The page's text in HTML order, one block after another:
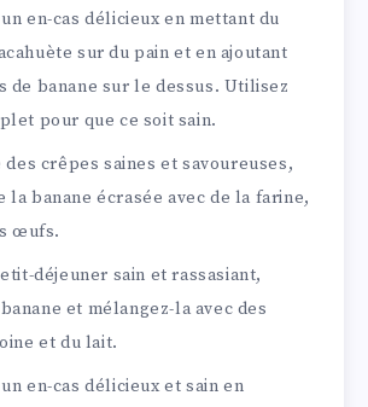
en-cas délicieux en mettant du
sur du pain et en ajoutant
de banane sur le dessus. Utilisez
pour que ce soit sain.
crêpes saines et savoureuses,
la banane écrasée avec de la farine,
œufs.
déjeuner sain et rassasiant,
et mélangez-la avec des
et du lait.
en-cas délicieux et sain en